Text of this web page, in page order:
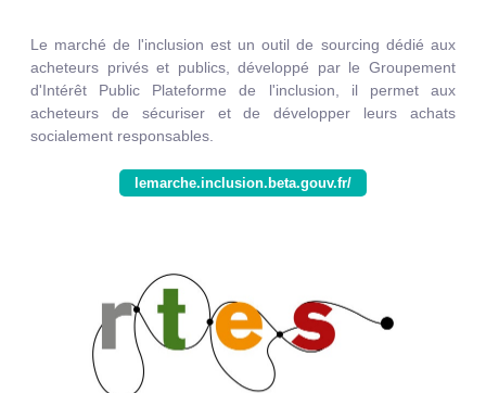
Le marché de l'inclusion est un outil de sourcing dédié aux
acheteurs privés et publics, développé par le Groupement
d'Intérêt Public Plateforme de l'inclusion, il permet aux
acheteurs de sécuriser et de développer leurs achats
socialement responsables.
lemarche.inclusion.beta.gouv.fr/